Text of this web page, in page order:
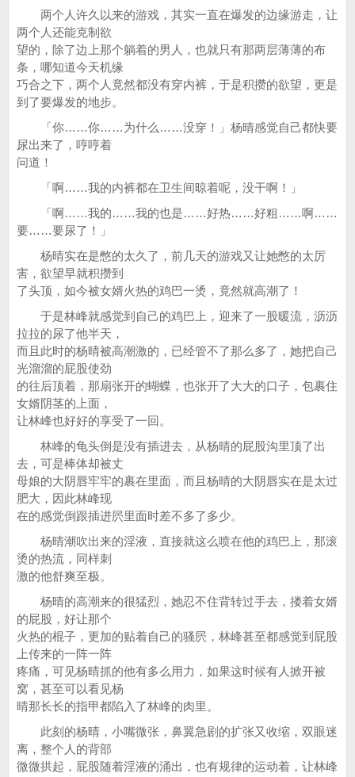
两个人许久以来的游戏，其实一直在爆发的边缘游走，让
两个人还能克制欲
望的，除了边上那个躺着的男人，也就只有那两层薄薄的布
条，哪知道今天机缘
巧合之下，两个人竟然都没有穿内裤，于是积攒的欲望，更是
到了要爆发的地步。
「你……你……为什么……没穿！」杨晴感觉自己都快要
尿出来了，哼哼着
问道！
「啊……我的内裤都在卫生间晾着呢，没干啊！」
「啊……我的……我的也是……好热……好粗……啊……
要……要尿了！」
杨晴实在是憋的太久了，前几天的游戏又让她憋的太厉
害，欲望早就积攒到
了头顶，如今被女婿火热的鸡巴一烫，竟然就高潮了！
于是林峰就感觉到自己的鸡巴上，迎来了一股暖流，沥沥
拉拉的尿了他半天，
而且此时的杨晴被高潮激的，已经管不了那么多了，她把自己
光溜溜的屁股使劲
的往后顶着，那扇张开的蝴蝶，也张开了大大的口子，包裹住
女婿阴茎的上面，
让林峰也好好的享受了一回。
林峰的龟头倒是没有插进去，从杨晴的屁股沟里顶了出
去，可是棒体却被丈
母娘的大阴唇牢牢的裹在里面，而且杨晴的大阴唇实在是太过
肥大，因此林峰现
在的感觉倒跟插进屄里面时差不多了多少。
杨晴潮吹出来的淫液，直接就这么喷在他的鸡巴上，那滚
烫的热流，同样刺
激的他舒爽至极。
杨晴的高潮来的很猛烈，她忍不住背转过手去，搂着女婿
的屁股，好让那个
火热的棍子，更加的贴着自己的骚屄，林峰甚至都感觉到屁股
上传来的一阵一阵
疼痛，可见杨晴抓的他有多么用力，如果这时候有人掀开被
窝，甚至可以看见杨
晴那长长的指甲都陷入了林峰的肉里。
此刻的杨晴，小嘴微张，鼻翼急剧的扩张又收缩，双眼迷
离，整个人的背部
微微拱起，屁股随着淫液的涌出，也有规律的运动着，让林峰